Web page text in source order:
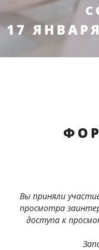
17
Вы приняли
просмотра
доступа к